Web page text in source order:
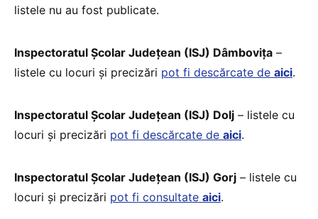
listele nu au fost publicate.
Inspectoratul Școlar Județean (ISJ) Dâmboviţa –
listele cu locuri și precizări pot fi descărcate de aici.
Inspectoratul Școlar Județean (ISJ) Dolj – listele cu
locuri și precizări pot fi descărcate de aici.
Inspectoratul Școlar Județean (ISJ) Gorj – listele cu
locuri și precizări pot fi consultate aici.